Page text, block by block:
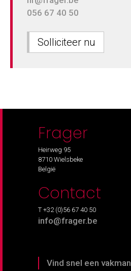
056 67 40 50
Solliciteer nu
Frager
Heirweg 95
8710 Wielsbeke
België
Contact
T +32 (0)56 67 40 50
info@frager.be
Vind snel een vakman